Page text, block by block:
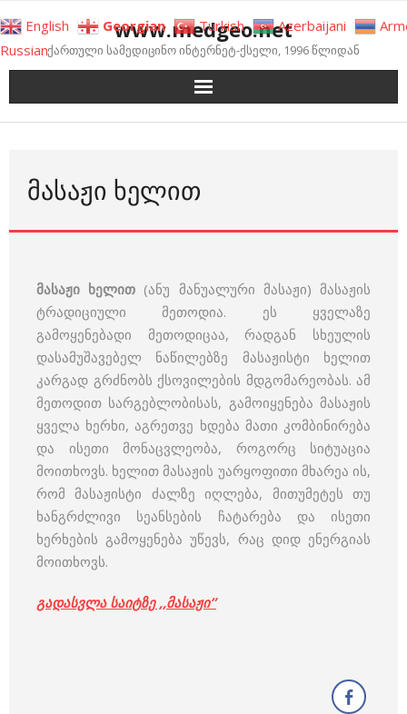
to
content
www.medgeo.net
ქართული სამედიცინო ინტერნეტ-ქსელი, 1996 წლიდან
ᲛᲐᲡᲐᲟᲘ ᲮᲔᲚᲘᲗ
მასაჟი ხელით (ანუ მანუალური მასაჟი) მასაჟის
ტრადიციული მეთოდია. ეს ყველაზე
გამოყენებადი მეთოდიცაა, რადგან სხეულის
დასამუშავებელ ნაწილებზე მასაჟისტი ხელით
კარგად გრძნობს ქსოვილების მდგომარეობას. ამ
მეთოდით სარგებლობისას, გამოიყენება მასაჟის
ყველა ხერხი, აგრეთვე ხდება მათი კომბინირება
და ისეთი მონაცვლეობა, როგორც სიტუაცია
მოითხოვს. ხელით მასაჟის უარყოფითი მხარეა ის,
რომ მასაჟისტი ძალზე იღლება, მითუმეტეს თუ
ხანგრძლივი სეანსების ჩატარება და ისეთი
ხერხების გამოყენება უწევს, რაც დიდ ენერგიას
მოითხოვს.
გადასვლა საიტზე ,,მასაჟი”
English Georgian Turkish Azerbaijani
Russian